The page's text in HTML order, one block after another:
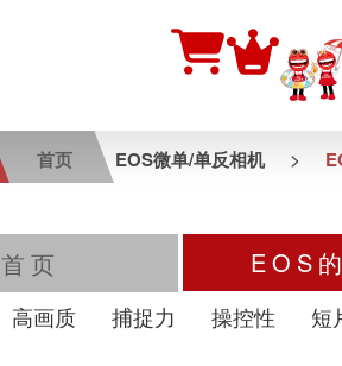
首页 EOS微单/单反相机 >
首页 EOS
高画质 捕捉力 操控性 短